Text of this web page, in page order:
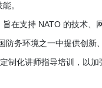
。
在支持 NATO 的技术
防务环境之一中提供创新
制化讲师指导培训，以